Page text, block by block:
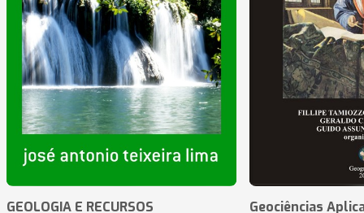
GEOLOGIA E RECURSOS
Geociências